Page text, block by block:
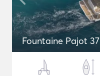
Fountaine Pajot 37